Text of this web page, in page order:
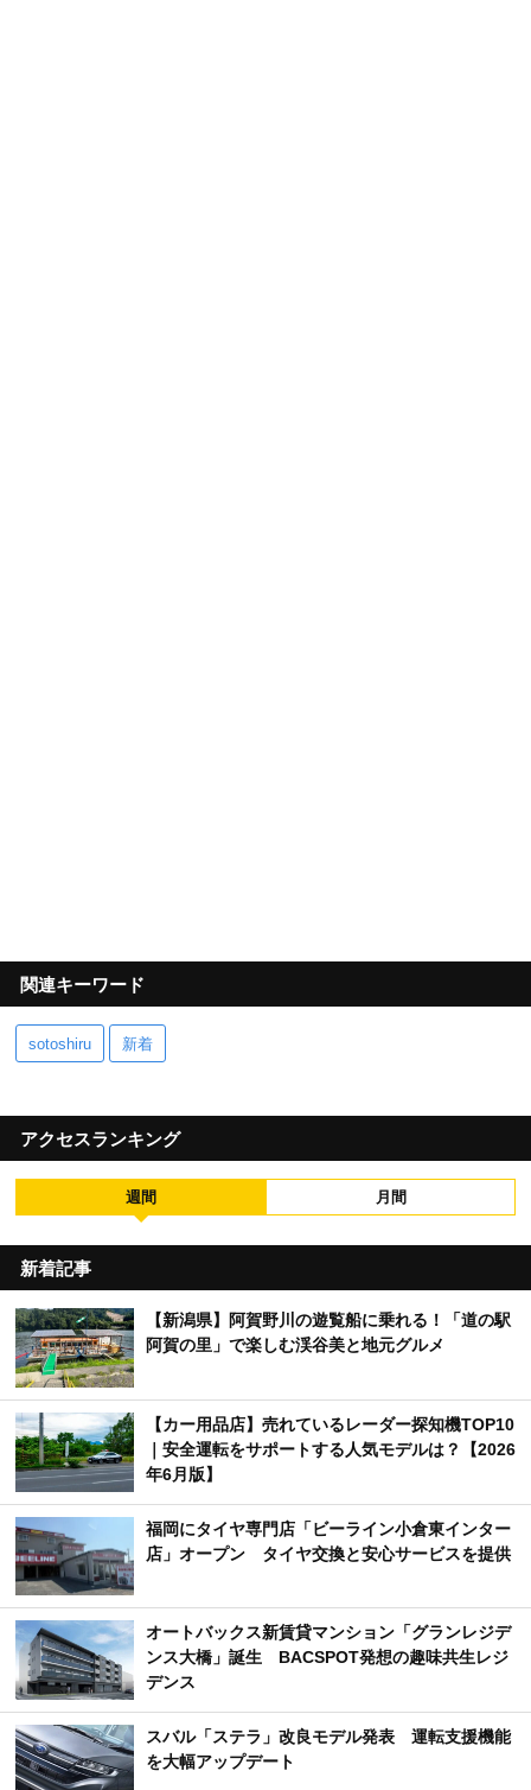
関連キーワード
sotoshiru 新着
アクセスランキング
週間 月間
新着記事
【新潟県】阿賀野川の遊覧船に乗れる！「道の駅
阿賀の里」で楽しむ渓谷美と地元グルメ
【カー用品店】売れているレーダー探知機TOP10
｜安全運転をサポートする人気モデルは？【2026
年6月版】
福岡にタイヤ専門店「ビーライン小倉東インター
店」オープン タイヤ交換と安心サービスを提供
オートバックス新賃貸マンション「グランレジデ
ンス大橋」誕生 BACSPOT発想の趣味共生レジ
デンス
スバル「ステラ」改良モデル発表 運転支援機能
を大幅アップデート